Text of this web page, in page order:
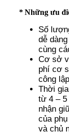
* Những ưu
Số
dễ
cùng
Cơ sở
phí cơ
công
Thời
từ 4 – 5
nhận
của
và chủ